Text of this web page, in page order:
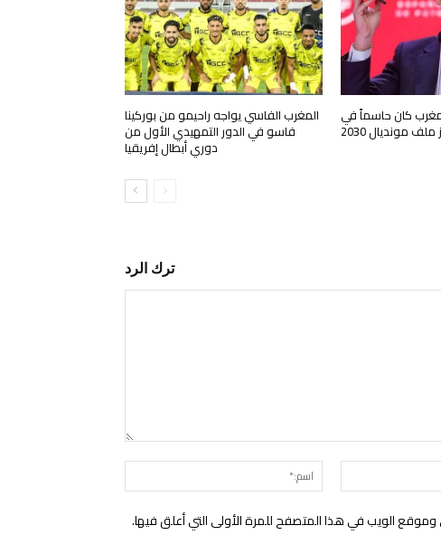
كان حاسماً في
مونديال 2030
المغرب الفاسي يواجه راحيمو من بوركينا
فاسو في الدور التمهيدي الأول من
دوري أبطال إفريقيا
ترك الرد
التعليق:
اسم:*
البريد
الإلكتروني:*
وموقع الويب في هذا المتصفح للمرة الأولى التي أعلق فيها.